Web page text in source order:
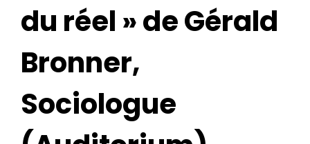
du réel » de Gérald
Bronner,
Sociologue